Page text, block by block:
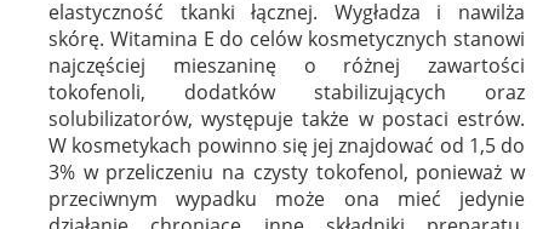
elastyczność tkanki łącznej. Wygładza i nawilża
skórę. Witamina E do celów kosmetycznych stanowi
najczęściej mieszaninę o różnej zawartości
tokofenoli, dodatków stabilizujących oraz
solubilizatorów, występuje także w postaci estrów.
W kosmetykach powinno się jej znajdować od 1,5 do
3% w przeliczeniu na czysty tokofenol, ponieważ w
przeciwnym wypadku może ona mieć jedynie